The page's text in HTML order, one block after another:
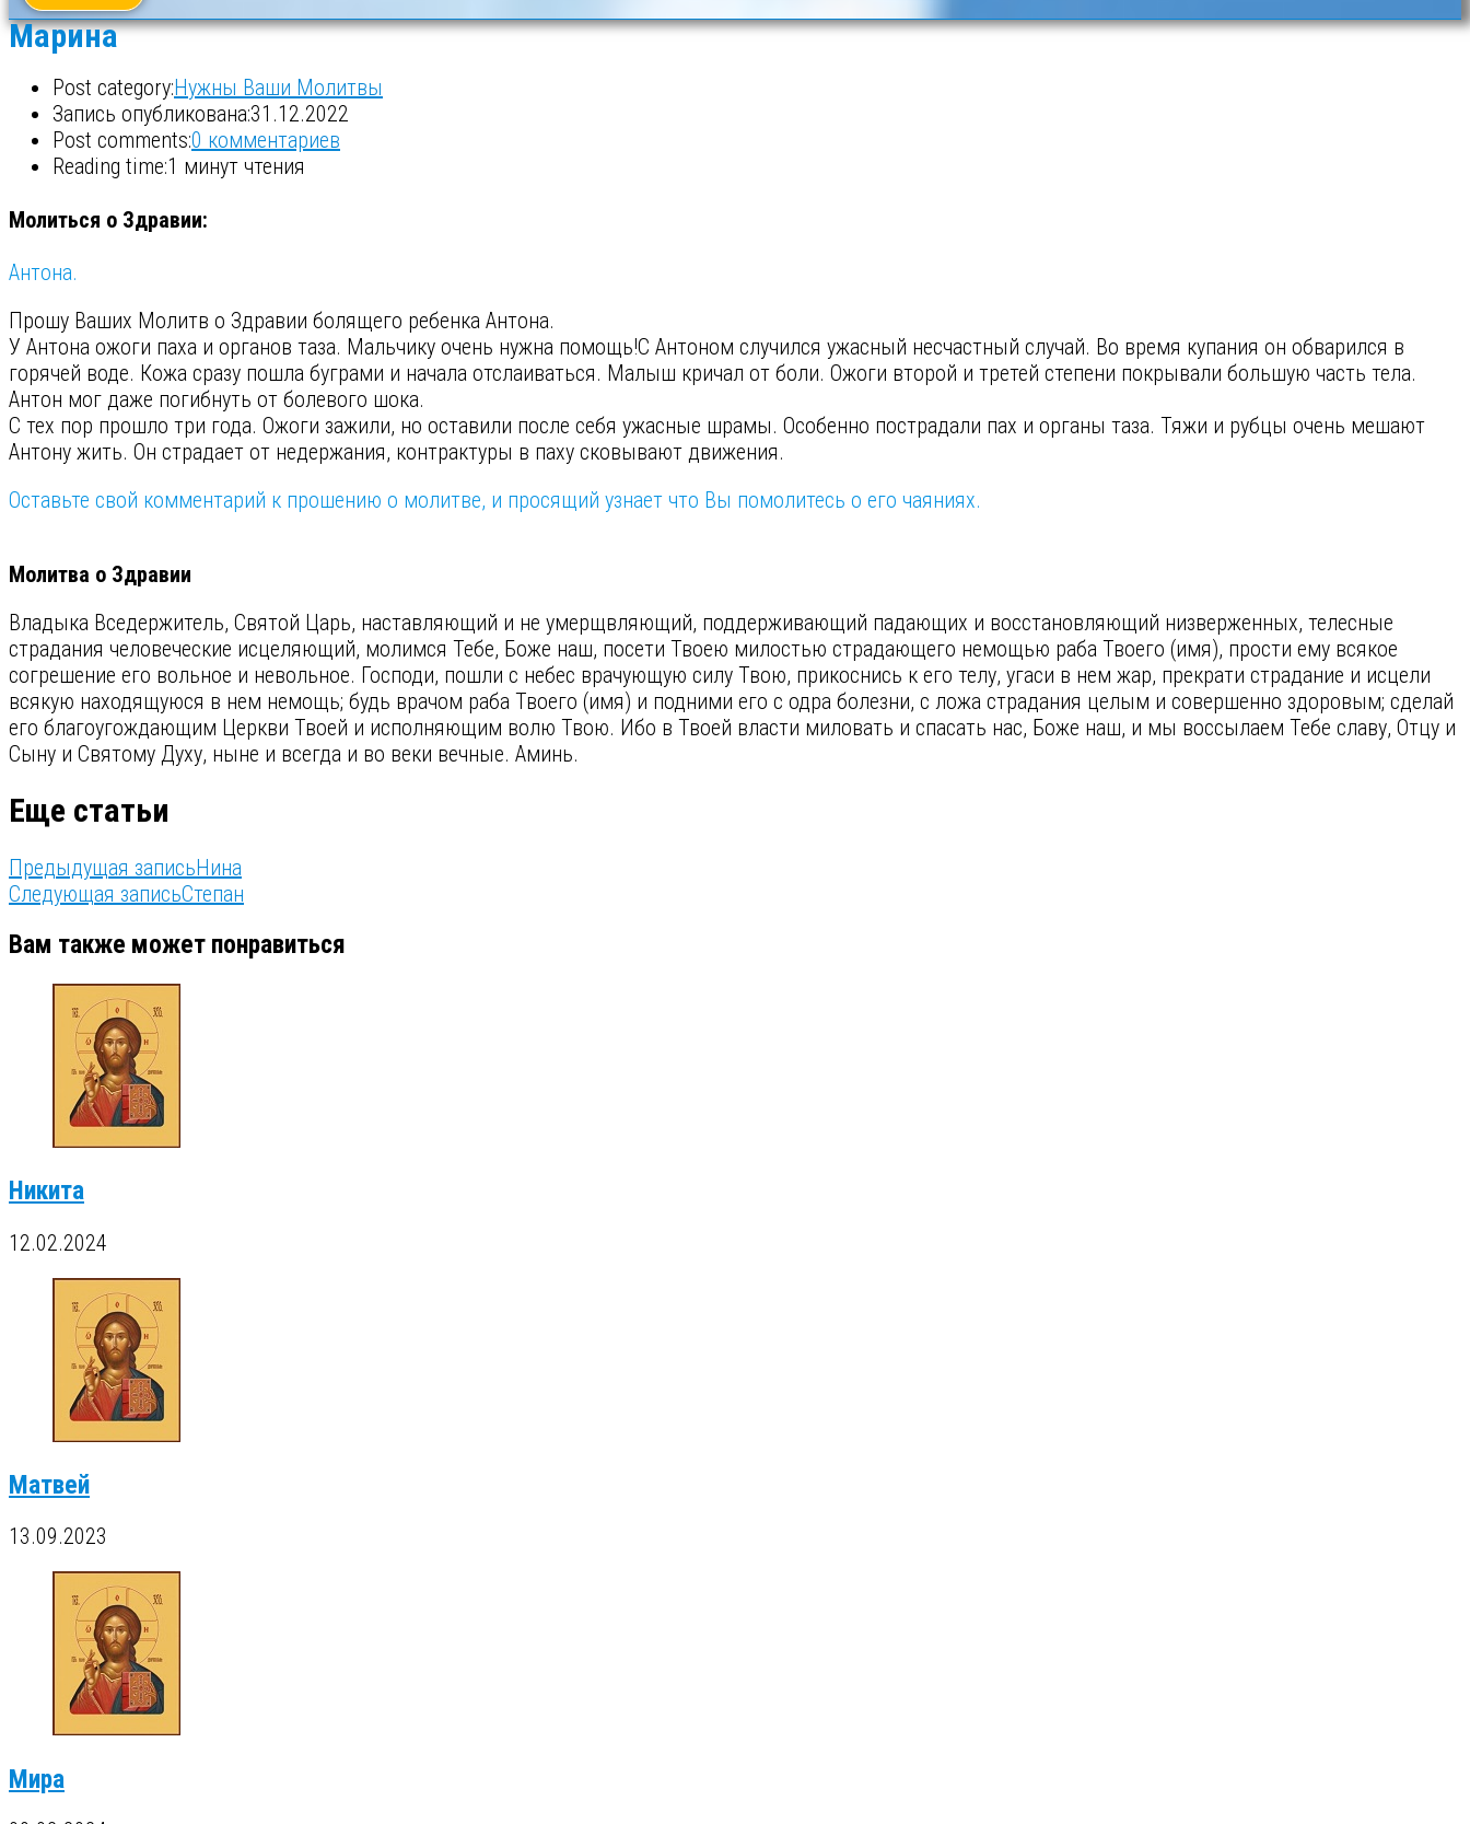
Марина
Post category:Нужны Ваши Молитвы
Запись опубликована:31.12.2022
Post comments:0 комментариев
Reading time:1 минут чтения
Молиться о Здравии:
Антона.
Прошу Ваших Молитв о Здравии болящего ребенка Антона.
У Антона ожоги паха и органов таза. Мальчику очень нужна помощь!С Антоном случился ужасный несчастный случай. Во время купания он обварился в
горячей воде. Кожа сразу пошла буграми и начала отслаиваться. Малыш кричал от боли. Ожоги второй и третей степени покрывали большую часть тела.
Антон мог даже погибнуть от болевого шока.
С тех пор прошло три года. Ожоги зажили, но оставили после себя ужасные шрамы. Особенно пострадали пах и органы таза. Тяжи и рубцы очень мешают
Антону жить. Он страдает от недержания, контрактуры в паху сковывают движения.
Оставьте свой комментарий к прошению о молитве, и просящий узнает что Вы помолитесь о его чаяниях.
Молитва о Здравии
Владыка Вседержитель, Святой Царь, наставляющий и не умерщвляющий, поддерживающий падающих и восстановляющий низверженных, телесные
страдания человеческие исцеляющий, молимся Тебе, Боже наш, посети Твоею милостью страдающего немощью раба Твоего (имя), прости ему всякое
согрешение его вольное и невольное. Господи, пошли с небес врачующую силу Твою, прикоснись к его телу, угаси в нем жар, прекрати страдание и исцели
всякую находящуюся в нем немощь; будь врачом раба Твоего (имя) и подними его с одра болезни, с ложа страдания целым и совершенно здоровым; сделай
его благоугождающим Церкви Твоей и исполняющим волю Твою. Ибо в Твоей власти миловать и спасать нас, Боже наш, и мы воссылаем Тебе славу, Отцу и
Сыну и Святому Духу, ныне и всегда и во веки вечные. Аминь.
Еще статьи
Предыдущая записьНина
Следующая записьСтепан
Вам также может понравиться
Никита
12.02.2024
Матвей
13.09.2023
Мира